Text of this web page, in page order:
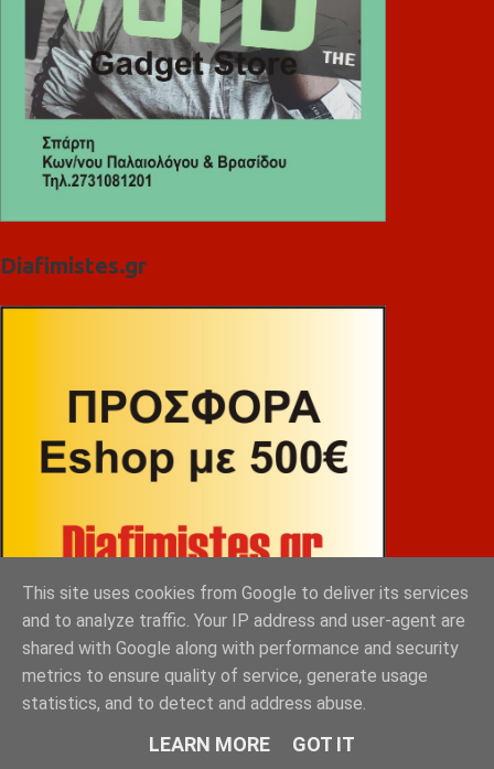
Diafimistes.gr
This site uses cookies from Google to deliver its services
and to analyze traffic. Your IP address and user-agent are
shared with Google along with performance and security
metrics to ensure quality of service, generate usage
statistics, and to detect and address abuse.
LEARN MORE GOT IT